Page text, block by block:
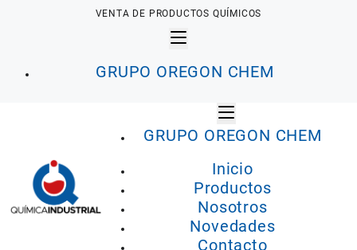
VENTA DE PRODUCTOS QUÍMICOS
GRUPO OREGON CHEM
GRUPO OREGON CHEM
Inicio
Productos
Nosotros
Novedades
Contacto